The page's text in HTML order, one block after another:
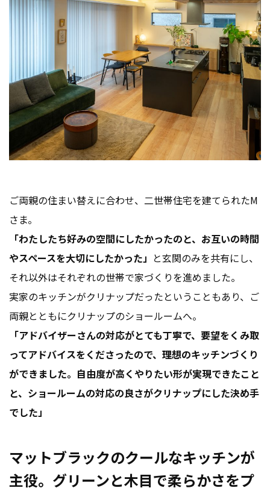
ご両親の住まい替えに合わせ、二世帯住宅を建てられたM
さま。
「わたしたち好みの空間にしたかったのと、お互いの時間
やスペースを大切にしたかった」 と玄関のみを共有にし、
それ以外はそれぞれの世帯で家づくりを進めました。
実家のキッチンがクリナップだったということもあり、ご
両親とともにクリナップのショールームへ。
「アドバイザーさんの対応がとても丁寧で、要望をくみ取
ってアドバイスをくださったので、理想のキッチンづくり
ができました。自由度が高くやりたい形が実現できたこと
と、ショールームの対応の良さがクリナップにした決め手
でした」
マットブラックのクールなキッチンが
主役。グリーンと木目で柔らかさをプ